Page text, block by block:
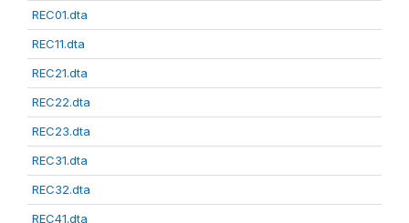
REC01.dta
REC11.dta
REC21.dta
REC22.dta
REC23.dta
REC31.dta
REC32.dta
REC41.dta